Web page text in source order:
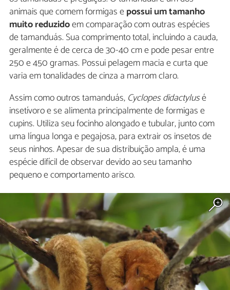
animais que comem formigas epossui um tamanho
muito reduzidoem comparação com outras espécies
de tamanduás. Sua comprimento total, incluindo a cauda,
geralmente é de cerca de 30-40 cm e pode pesar entre
250 e 450 gramas. Possui pelagem macia e curta que
varia em tonalidades de cinza a marrom claro.
Assim como outros tamanduás, Cyclopes didactylusé
insetívoro e se alimenta principalmente de formigas e
cupins. Utiliza seu focinho alongado e tubular, junto com
uma língua longa e pegajosa, para extrair os insetos de
seus ninhos. Apesar de sua distribuição ampla, é uma
espécie difícil de observar devido ao seu tamanho
pequeno e comportamento arisco.